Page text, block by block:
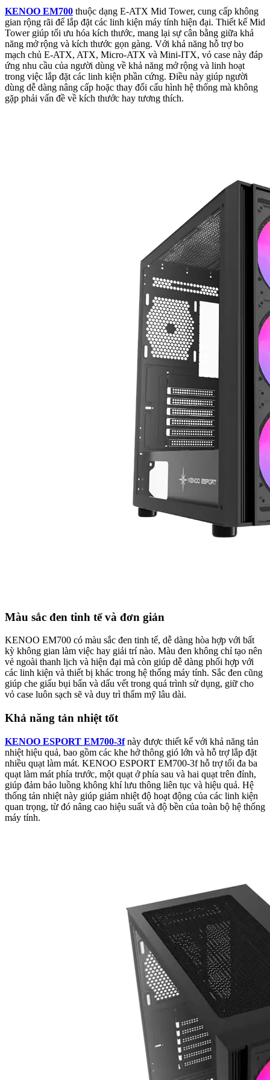
KENOO EM700 thuộc dạng E-ATX Mid Tower, cung cấp không
gian rộng rãi để lắp đặt các linh kiện máy tính hiện đại. Thiết kế Mid
Tower giúp tối ưu hóa kích thước, mang lại sự cân bằng giữa khả
năng mở rộng và kích thước gọn gàng. Với khả năng hỗ trợ bo
mạch chủ E-ATX, ATX, Micro-ATX và Mini-ITX, vỏ case này đáp
ứng nhu cầu của người dùng về khả năng mở rộng và linh hoạt
trong việc lắp đặt các linh kiện phần cứng. Điều này giúp người
dùng dễ dàng nâng cấp hoặc thay đổi cấu hình hệ thống mà không
gặp phải vấn đề về kích thước hay tương thích.
Màu sắc đen tinh tế và đơn giản
KENOO EM700 có màu sắc đen tinh tế, dễ dàng hòa hợp với bất
kỳ không gian làm việc hay giải trí nào. Màu đen không chỉ tạo nên
vẻ ngoài thanh lịch và hiện đại mà còn giúp dễ dàng phối hợp với
các linh kiện và thiết bị khác trong hệ thống máy tính. Sắc đen cũng
giúp che giấu bụi bẩn và dấu vết trong quá trình sử dụng, giữ cho
vỏ case luôn sạch sẽ và duy trì thẩm mỹ lâu dài.
Khả năng tản nhiệt tốt
KENOO ESPORT EM700-3fnày được thiết kế với khả năng tản
nhiệt hiệu quả, bao gồm các khe hở thông gió lớn và hỗ trợ lắp đặt
nhiều quạt làm mát. KENOO ESPORT EM700-3f hỗ trợ tối đa ba
quạt làm mát phía trước, một quạt ở phía sau và hai quạt trên đỉnh,
giúp đảm bảo luồng không khí lưu thông liên tục và hiệu quả. Hệ
thống tản nhiệt này giúp giảm nhiệt độ hoạt động của các linh kiện
quan trọng, từ đó nâng cao hiệu suất và độ bền của toàn bộ hệ thống
máy tính.